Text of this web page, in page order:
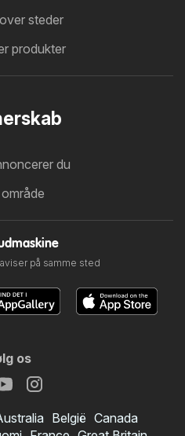
steder
produkter
du
på samme sted
os
België Canada